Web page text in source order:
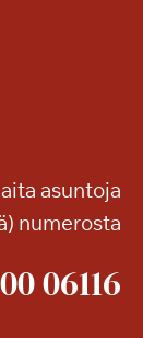
asuntoja
numerosta
06116